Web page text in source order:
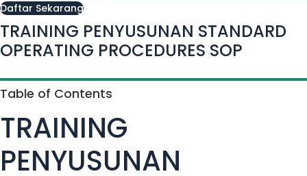
Daftar Sekarang
TRAINING PENYUSUNAN STANDARD
OPERATING PROCEDURES SOP
Table of Contents
TRAINING
PENYUSUNAN